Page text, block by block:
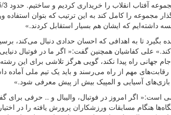
مجموعه را کامل کند به این ترتیب که بتوان استفاده
داشته‌ایم که ایشان هم بسیار استقابل کردند.»
تا به اهدافی که احسان حدادی دنبال می‌کند،
علی کفاشیان همچنین گفت:« اگر ما در فوتبال دنیایی
جهانی راه پیدا نکند، گویی هرگز تلاشی برای این
مهم از راه می‌رسند و باید یک تیم ملی آماده
آسیایی و المپیک بیش از پیش معرفی شود.»
اگر امروز در فوتبال، والیبال و .. حرفی برای
هنگام مسابقات ورزشکاران پرورش یافته را در اختیار